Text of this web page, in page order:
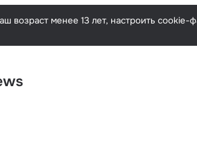
Русский
возраст менее 13 лет, настроить